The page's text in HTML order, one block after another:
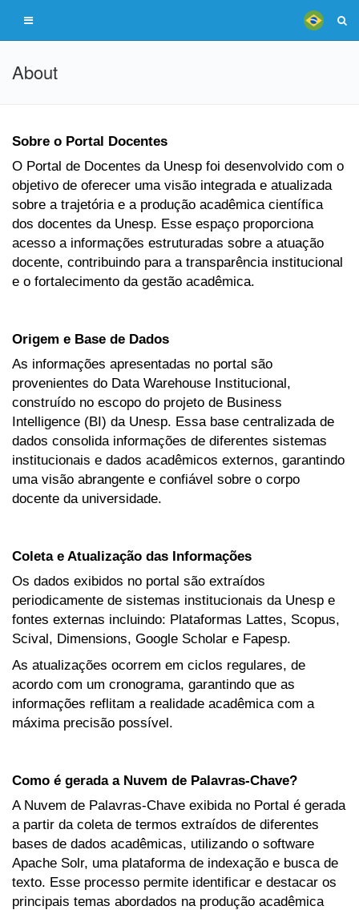
About
Sobre o Portal Docentes
O Portal de Docentes da Unesp foi desenvolvido com o
objetivo de oferecer uma visão integrada e atualizada
sobre a trajetória e a produção acadêmica científica
dos docentes da Unesp. Esse espaço proporciona
acesso a informações estruturadas sobre a atuação
docente, contribuindo para a transparência institucional
e o fortalecimento da gestão acadêmica.
Origem e Base de Dados
As informações apresentadas no portal são
provenientes do Data Warehouse Institucional,
construído no escopo do projeto de Business
Intelligence (BI) da Unesp. Essa base centralizada de
dados consolida informações de diferentes sistemas
institucionais e dados acadêmicos externos, garantindo
uma visão abrangente e confiável sobre o corpo
docente da universidade.
Coleta e Atualização das Informações
Os dados exibidos no portal são extraídos
periodicamente de sistemas institucionais da Unesp e
fontes externas incluindo: Plataformas Lattes, Scopus,
Scival, Dimensions, Google Scholar e Fapesp.
As atualizações ocorrem em ciclos regulares, de
acordo com um cronograma, garantindo que as
informações reflitam a realidade acadêmica com a
máxima precisão possível.
Como é gerada a Nuvem de Palavras-Chave?
A Nuvem de Palavras-Chave exibida no Portal é gerada
a partir da coleta de termos extraídos de diferentes
bases de dados acadêmicas, utilizando o software
Apache Solr, uma plataforma de indexação e busca de
texto. Esse processo permite identificar e destacar os
principais temas abordados na produção acadêmica